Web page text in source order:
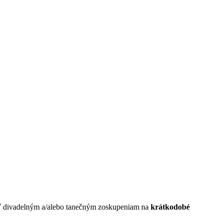
a/alebo tanečným zoskupeniam na krátkodobé